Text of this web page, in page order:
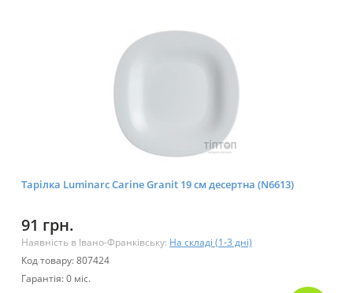
Тарілка Luminarc Carine Granit 19 см десертна (N6613)
91 грн.
Наявність в Івано-Франківську: На складі (1-3 дні)
Код товару: 807424
Гарантія: 0 міс.